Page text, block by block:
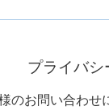
プライバシ
のお問い合わせ